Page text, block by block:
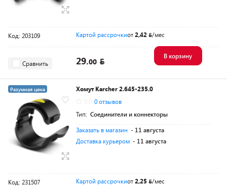
Код: 203109 Картой рассрочкиот2,42 /мес
Сравнить 29.00
В корзину
Разумная цена
Хомут Karcher 2.645-235.0
0 отзывов
Тип: Соединители и коннекторы
Заказать в магазин - 11 августа
Доставка курьером - 11 августа
Код: 231507 Картой рассрочкиот2,25 /мес